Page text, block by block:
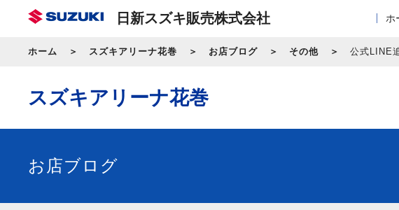
日新スズキ販売株式会社 ホ
ホーム スズキアリーナ花巻 お店ブログ その他 公式LINE
スズキアリーナ花巻
お店ブログ